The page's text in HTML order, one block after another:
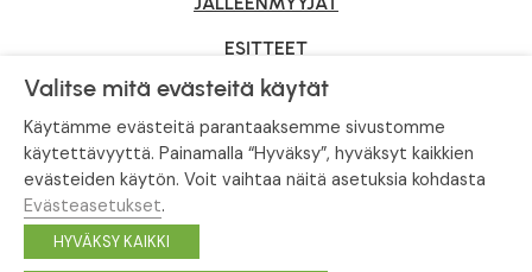
ESITTEET
YRITYSMYYNTI
Tietosuojaseloste
© Tahvoset, All Rights Reserved.
Valitse mitä evästeitä käytät
Käytämme evästeitä parantaaksemme sivustomme
käytettävyyttä. Painamalla “Hyväksy”, hyväksyt kaikkien
evästeiden käytön. Voit vaihtaa näitä asetuksia kohdasta
Evästeasetukset.
HYVÄKSY KAIKKI